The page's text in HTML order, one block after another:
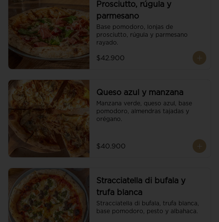
Prosciutto, rúgula y
parmesano
Base pomodoro, lonjas de
prosciutto, rúgula y parmesano
rayado.
$42.900
Queso azul y manzana
Manzana verde, queso azul, base
pomodoro, almendras tajadas y
orégano.
$40.900
Stracciatella di bufala y
trufa blanca
Stracciatella di bufala, trufa blanca,
base pomodoro, pesto y albahaca.